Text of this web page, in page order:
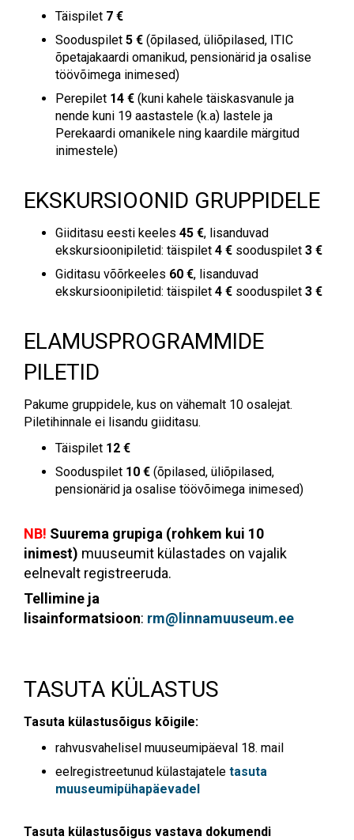
Täispilet 7 €
Sooduspilet 5 € (õpilased, üliõpilased, ITIC
õpetajakaardi omanikud, pensionärid ja osalise
töövõimega inimesed)
Perepilet 14 € (kuni kahele täiskasvanule ja
nende kuni 19 aastastele (k.a) lastele ja
Perekaardi omanikele ning kaardile märgitud
inimestele)
EKSKURSIOONID GRUPPIDELE
Giiditasu eesti keeles 45 €, lisanduvad
ekskursioonipiletid: täispilet 4 € sooduspilet 3 €
Giditasu võõrkeeles 60 €, lisanduvad
ekskursioonipiletid: täispilet 4 € sooduspilet 3 €
ELAMUSPROGRAMMIDE
PILETID
Pakume gruppidele, kus on vähemalt 10 osalejat.
Piletihinnale ei lisandu giiditasu.
Täispilet 12 €
Sooduspilet 10 € (õpilased, üliõpilased,
pensionärid ja osalise töövõimega inimesed)
NB! Suurema grupiga (rohkem kui 10
inimest) muuseumit külastades on vajalik
eelnevalt registreeruda.
Tellimine ja
lisainformatsioon: rm@linnamuuseum.ee
TASUTA KÜLASTUS
Tasuta külastusõigus kõigile:
rahvusvahelisel muuseumipäeval 18. mail
eelregistreetunud külastajatele tasuta
muuseumipühapäevadel
Tasuta külastusõigus vastava dokumendi